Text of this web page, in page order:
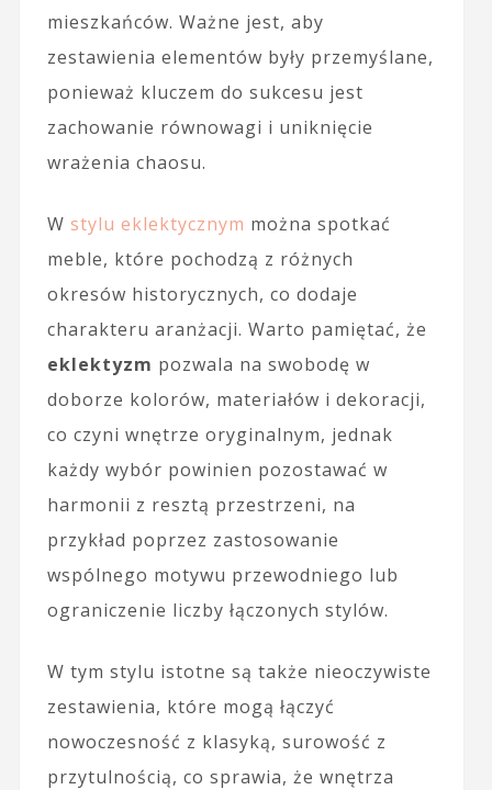
mieszkańców. Ważne jest, aby
zestawienia elementów były przemyślane,
ponieważ kluczem do sukcesu jest
zachowanie równowagi i uniknięcie
wrażenia chaosu.
W stylu eklektycznym można spotkać
meble, które pochodzą z różnych
okresów historycznych, co dodaje
charakteru aranżacji. Warto pamiętać, że
eklektyzm pozwala na swobodę w
doborze kolorów, materiałów i dekoracji,
co czyni wnętrze oryginalnym, jednak
każdy wybór powinien pozostawać w
harmonii z resztą przestrzeni, na
przykład poprzez zastosowanie
wspólnego motywu przewodniego lub
ograniczenie liczby łączonych stylów.
W tym stylu istotne są także nieoczywiste
zestawienia, które mogą łączyć
nowoczesność z klasyką, surowość z
przytulnością, co sprawia, że wnętrza